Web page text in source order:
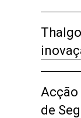
Acção
de